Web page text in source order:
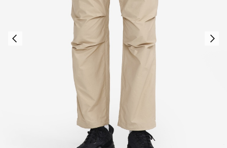
【安心サイズ交換】シューズのサイズ交換を承ります（会員限
定）
AIGLE CLUB ポイントサービス終了のお知らせ